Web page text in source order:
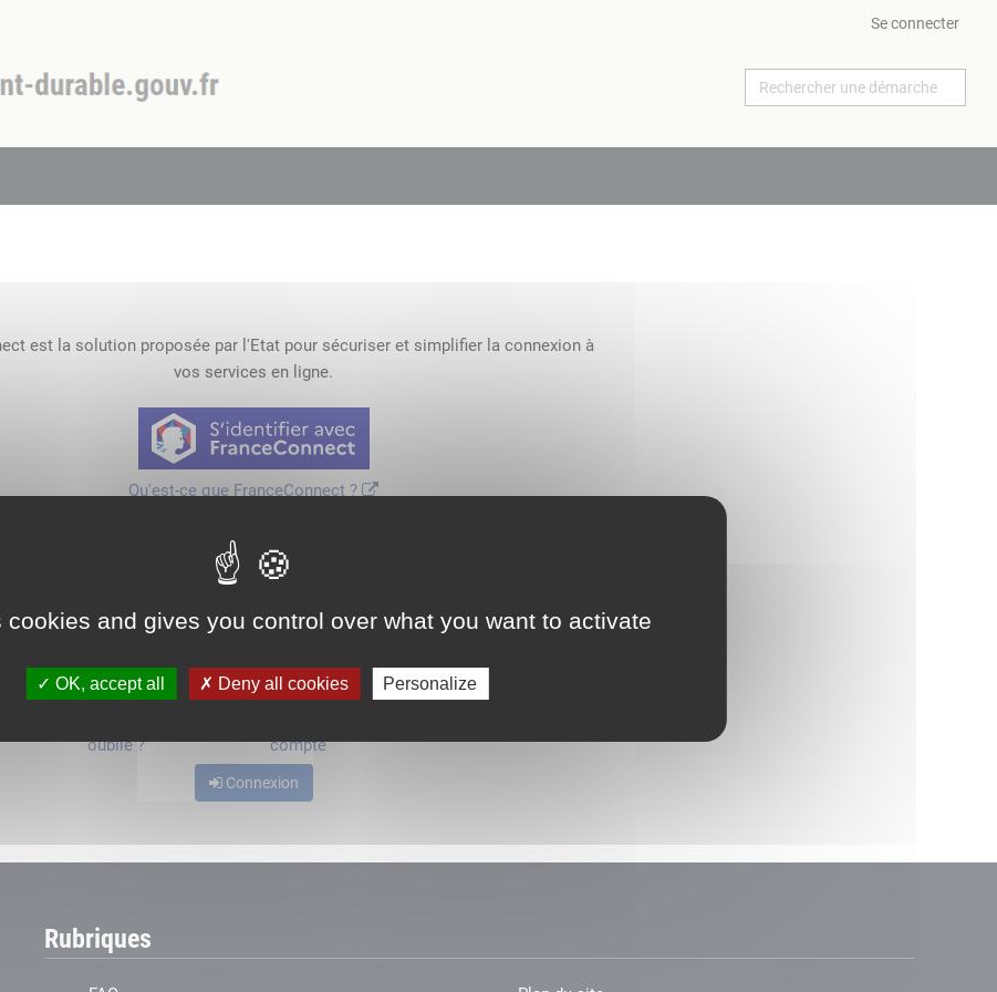
cookies and gives you control over what you want to activate
OK, accept all Deny all cookies Personalize
Se connecter
est la solution proposée par l'Etat pour sécuriser et simplifier la connexion à
vos services en ligne.
Qu'est-ce que FranceConnect ?
oublié ?
compte
Connexion
Rubriques